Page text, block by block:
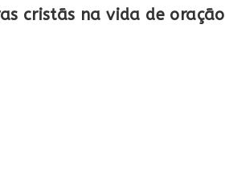
cristãs na vida de oração